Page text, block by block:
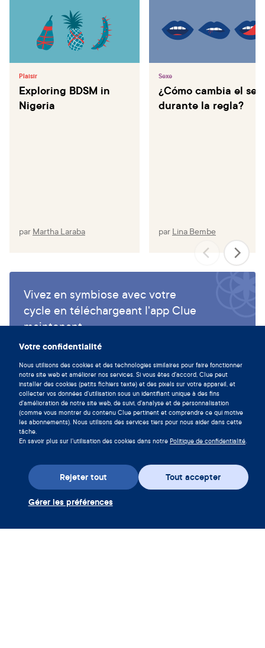
Votre confidentialité
Nous utilisons des cookies et des technologies similaires pour faire fonctionner
notre site web et améliorer nos services. Si vous êtes d'accord, Clue peut
installer des cookies (petits fichiers texte) et des pixels sur votre appareil, et
collecter vos données d'utilisation sous un identifiant unique à des fins
d'amélioration de notre site web, de suivi, d'analyse et de personnalisation
(comme vous montrer du contenu Clue pertinent et comprendre ce qui motive
les abonnements). Nous utilisons des services tiers pour nous aider dans cette
tâche.
En savoir plus sur l'utilisation des cookies dans notre Politique de confidentialité.
Tout accepter
Rejeter tout
Gérer les préférences
Plaisir
Exploring BDSM in
Nigeria
par Martha Laraba
Sexe
¿Cómo cambia el
durante la regla?
par Lina Bembe
Vivez en symbiose avec votre
cycle en téléchargeant l'app Clue
maintenant.
Télécharger Clue
Téléchargez l’appli